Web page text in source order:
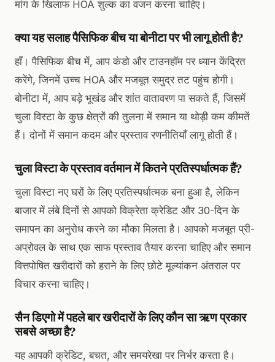
मांग के खिलाफ HOA शुल्क का वजन करना चाहिए।
क्या यह सलाह पैसिफिक बीच या बोनीटा पर भी लागू होती है?
हाँ। पैसिफिक बीच में, आप कंडो और टाउनहॉम पर ध्यान केंद्रित
करेंगे, जिनमें उच्च HOA और मजबूत समुद्र तट पहुंच होगी।
बोनीटा में, आप बड़े भूखंड और शांत वातावरण पा सकते हैं, जिसमें
चुला विस्टा के कुछ क्षेत्रों की तुलना में समान या थोड़ी कम कीमतें
हैं। दोनों में समान कदम और प्रस्ताव रणनीतियाँ लागू होती हैं।
चुला विस्टा के प्रस्ताव वर्तमान में कितने प्रतिस्पर्धात्मक हैं?
चुला विस्टा नए घरों के लिए प्रतिस्पर्धात्मक बना हुआ है, लेकिन
बाजार में लंबे दिनों से आपको विक्रेता क्रेडिट और 30-दिन के
समापन का अनुरोध करने का मौका मिलता है। आपको मजबूत प्री-
अप्रोवल के साथ एक साफ प्रस्ताव तैयार करना चाहिए और समान
वित्तपोषित खरीदारों को हराने के लिए छोटे मूल्यांकन अंतराल पर
विचार करना चाहिए।
सैन डिएगो में पहले बार खरीदारों के लिए कौन सा ऋण प्रकार
सबसे अच्छा है?
यह आपकी क्रेडिट, बचत, और समयरेखा पर निर्भर करता है।